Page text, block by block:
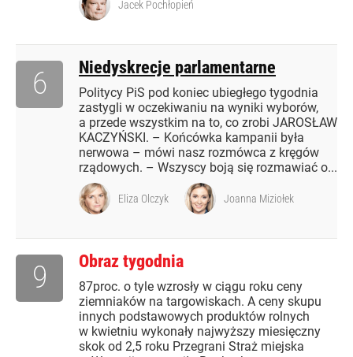
Jacek Pochłopień
Niedyskrecje parlamentarne
Politycy PiS pod koniec ubiegłego tygodnia
zastygli w oczekiwaniu na wyniki wyborów,
a przede wszystkim na to, co zrobi JAROSŁAW
KACZYŃSKI. – Końcówka kampanii była
nerwowa – mówi nasz rozmówca z kręgów
rządowych. – Wszyscy boją się rozmawiać o...
6
Eliza Olczyk Joanna Miziołek
Obraz tygodnia
87proc. o tyle wzrosły w ciągu roku ceny
ziemniaków na targowiskach. A ceny skupu
innych podstawowych produktów rolnych
w kwietniu wykonały najwyższy miesięczny
skok od 2,5 roku Przegrani Straż miejska
9